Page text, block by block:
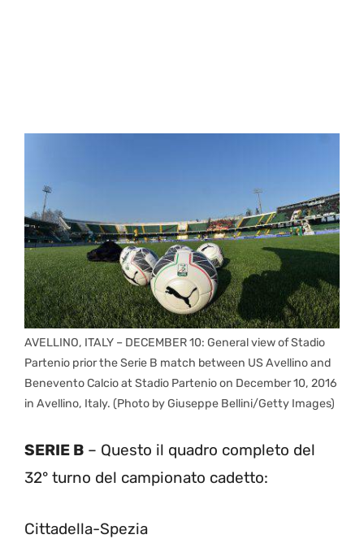
AVELLINO, ITALY – DECEMBER 10: General view of Stadio
Partenio prior the Serie B match between US Avellino and
Benevento Calcio at Stadio Partenio on December 10, 2016
in Avellino, Italy. (Photo by Giuseppe Bellini/Getty Images)
SERIE B – Questo il quadro completo del
32° turno del campionato cadetto:
Cittadella-Spezia